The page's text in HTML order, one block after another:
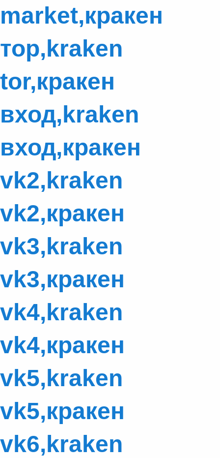
market,кракен
тор,kraken
tor,кракен
вход,kraken
вход,кракен
vk2,kraken
vk2,кракен
vk3,kraken
vk3,кракен
vk4,kraken
vk4,кракен
vk5,kraken
vk5,кракен
vk6,kraken